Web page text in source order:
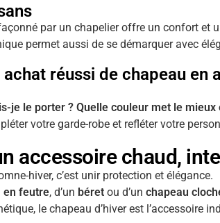
par un chapelier offre un confort et
permet aussi de se démarquer avec
réussi de chapeau en
je le porter ? Quelle couleur met le mieux
votre garde-robe et refléter votre
accessoire chaud,
hiver, c’est unir protection et élégance.
en feutre, d’un béret ou d’un chapeau
le chapeau d’hiver est l’accessoire